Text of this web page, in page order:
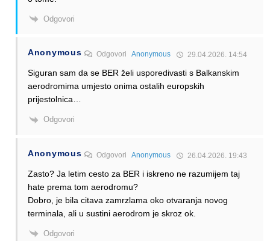
Odgovori
Anonymous OdgovoriAnonymous 29.04.2026. 14:54
Siguran sam da se BER želi usporedivasti s Balkanskim
aerodromima umjesto onima ostalih europskih
prijestolnica…
Odgovori
Anonymous OdgovoriAnonymous 26.04.2026. 19:43
Zasto? Ja letim cesto za BER i iskreno ne razumijem taj
hate prema tom aerodromu?
Dobro, je bila citava zamrzlama oko otvaranja novog
terminala, ali u sustini aerodrom je skroz ok.
Odgovori